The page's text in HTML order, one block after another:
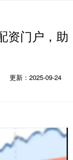
资门户，助
更新：2025-09-24